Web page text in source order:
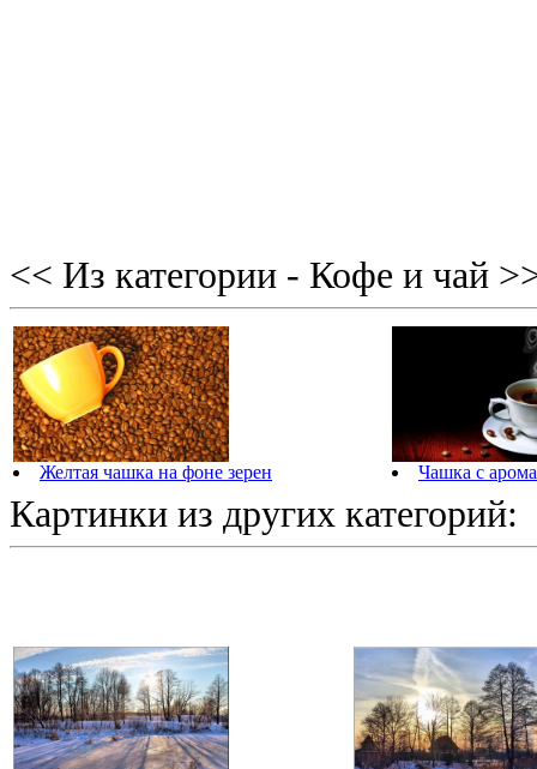
<< Из категории - Кофе и чай
Желтая чашка на фоне зерен Чашка с
Картинки из других категорий: